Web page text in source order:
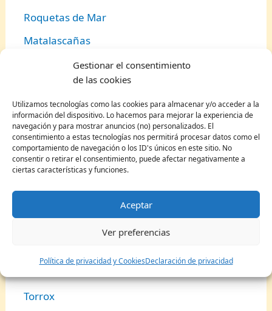
Gestionar el consentimiento
de las cookies
Utilizamos tecnologías como las cookies para almacenar y/o acceder a la
información del dispositivo. Lo hacemos para mejorar la experiencia de
navegación y para mostrar anuncios (no) personalizados. El
consentimiento a estas tecnologías nos permitirá procesar datos como el
comportamiento de navegación o los ID's únicos en este sitio. No
consentir o retirar el consentimiento, puede afectar negativamente a
ciertas características y funciones.
Aceptar
Ver preferencias
Política de privacidad y CookiesDeclaración de privacidad
Roquetas de Mar
Matalascañas
Conil de la Frontera
Punta Umbría
Benalmádena
Torrox